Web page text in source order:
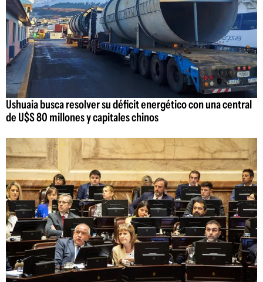
Ushuaia busca resolver su déficit energético con una central
de U$S 80 millones y capitales chinos